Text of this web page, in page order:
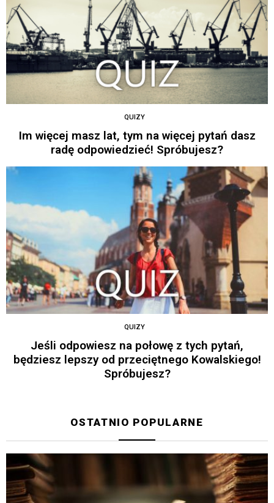
QUIZY
Im więcej masz lat, tym na więcej pytań dasz
radę odpowiedzieć! Spróbujesz?
QUIZY
Jeśli odpowiesz na połowę z tych pytań,
będziesz lepszy od przeciętnego Kowalskiego!
Spróbujesz?
OSTATNIO POPULARNE